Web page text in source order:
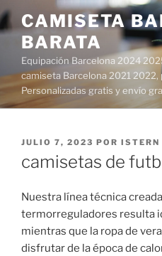
Saltar
al
contenido
CAMISETA
BARATA
Equipación Barcelona 2024
camiseta Barcelona 2021
Personalizadas gratis y envío
PUBLICADO
JULIO 7, 2023 POR ISTERN
camisetas de
Nuestra línea técnica
termorreguladores resulta
mientras que la ropa de
disfrutar de la época de